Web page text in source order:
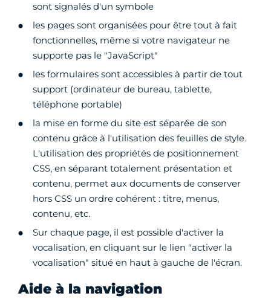
sont signalés d'un symbole
les pages sont organisées pour être tout à fait
fonctionnelles, même si votre navigateur ne
supporte pas le "JavaScript"
les formulaires sont accessibles à partir de tout
support (ordinateur de bureau, tablette,
téléphone portable)
la mise en forme du site est séparée de son
contenu grâce à l'utilisation des feuilles de style.
L'utilisation des propriétés de positionnement
CSS, en séparant totalement présentation et
contenu, permet aux documents de conserver
hors CSS un ordre cohérent : titre, menus,
contenu, etc.
Sur chaque page, il est possible d'activer la
vocalisation, en cliquant sur le lien "activer la
vocalisation" situé en haut à gauche de l'écran.
Aide à la navigation